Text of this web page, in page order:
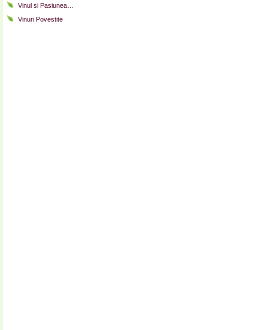
Vinul si Pasiunea…
Vinuri Povestite